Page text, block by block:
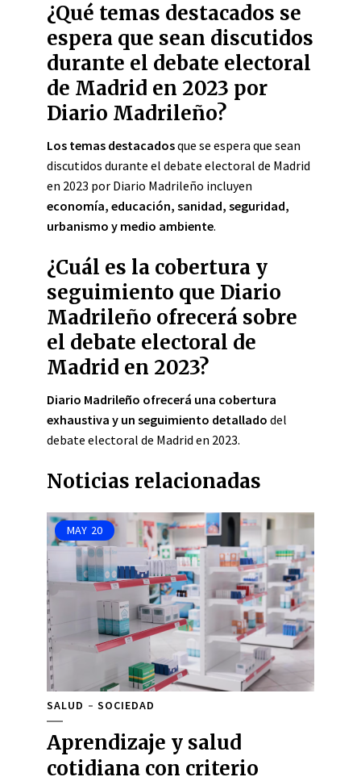
¿Qué temas destacados se
espera que sean discutidos
durante el debate electoral
de Madrid en 2023 por
Diario Madrileño?
Los temas destacadosque se espera que sean
discutidos durante el debate electoral de Madrid
en 2023 por Diario Madrileño incluyen
economía, educación, sanidad, seguridad,
urbanismo y medio ambiente.
¿Cuál es la cobertura y
seguimiento que Diario
Madrileño ofrecerá sobre
el debate electoral de
Madrid en 2023?
Diario Madrileño ofrecerá una cobertura
exhaustiva y un seguimiento detallado del
debate electoral de Madrid en 2023.
Noticias relacionadas
MAY 20
SALUD SOCIEDAD
Aprendizaje y salud
cotidiana con criterio